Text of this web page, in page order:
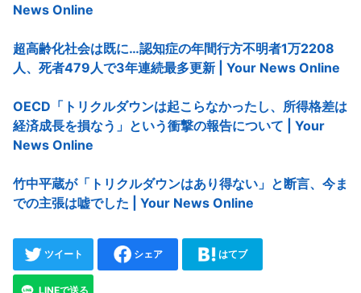
News Online
超高齢化社会は既に…認知症の年間行方不明者1万2208
人、死者479人で3年連続最多更新 | Your News Online
OECD「トリクルダウンは起こらなかったし、所得格差は
経済成長を損なう」という衝撃の報告について | Your
News Online
竹中平蔵が「トリクルダウンはあり得ない」と断言、今ま
での主張は嘘でした | Your News Online
ツイート シェア はてブ
LINEで送る